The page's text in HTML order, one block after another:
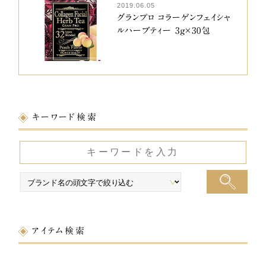
2019.06.05
グランプロ コラーゲンフェイシャ
ルハーブティー 3g×30包
キーワード検索
アイテム検索